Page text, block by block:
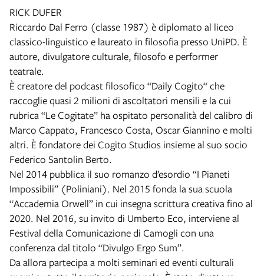
RICK DUFER
Riccardo Dal Ferro (classe 1987) è diplomato al liceo
classico-linguistico e laureato in filosofia presso UniPD. È
autore, divulgatore culturale, filosofo e performer
teatrale.
È creatore del podcast filosofico “Daily Cogito“ che
raccoglie quasi 2 milioni di ascoltatori mensili e la cui
rubrica “Le Cogitate” ha ospitato personalità del calibro di
Marco Cappato, Francesco Costa, Oscar Giannino e molti
altri. È fondatore dei Cogito Studios insieme al suo socio
Federico Santolin Berto.
Nel 2014 pubblica il suo romanzo d’esordio “I Pianeti
Impossibili” (Poliniani). Nel 2015 fonda la sua scuola
“Accademia Orwell” in cui insegna scrittura creativa fino al
2020. Nel 2016, su invito di Umberto Eco, interviene al
Festival della Comunicazione di Camogli con una
conferenza dal titolo “Divulgo Ergo Sum”.
Da allora partecipa a molti seminari ed eventi culturali